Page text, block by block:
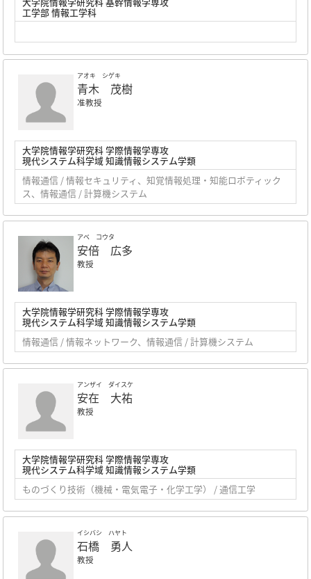
工学部 情報工学科
アオキ シゲキ
青木 茂樹
准教授
大学院情報学研究科 学際情報学専攻
現代システム科学域 知識情報システム学類
情報通信 / 情報セキュリティ、知覚情報処理・知能ロボティック
ス、情報通信 / 計算機システム
アベ コウタ
安倍 広多
教授
大学院情報学研究科 学際情報学専攻
現代システム科学域 知識情報システム学類
情報通信 / 情報ネットワーク、情報通信 / 計算機システム
アンザイ ダイスケ
安在 大祐
教授
大学院情報学研究科 学際情報学専攻
現代システム科学域 知識情報システム学類
ものづくり技術（機械・電気電子・化学工学） / 通信工学
イシバシ ハヤト
石橋 勇人
教授